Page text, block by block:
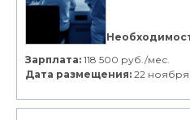
Зарплата: 118 500 руб./мес.
Дата размещения: 22